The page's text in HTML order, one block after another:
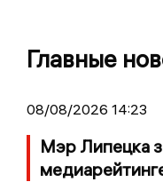
Главные
08/08/2026 14:23
Мэр Липецка